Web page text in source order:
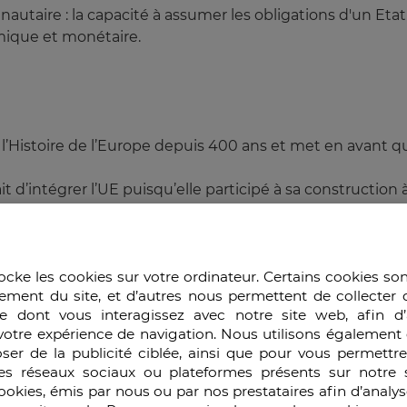
: la capacité à assumer les obligations d'un
et monétaire.
de l’Europe depuis 400 ans et met en avant
d’intégrer l’UE puisqu’elle participé à sa
Economique dès 1948 puis d’adhérent au Conseil de
l’Accord d’Union Douanière du 06.03.1995 faits de la
ce pays s’est inspiré de l’Occident et s’en est
60ans), l’OCDE, l’OSCE, le Conseil de l’Europe.
du territoire (3%) se trouve en Europe et sa majeure
cheval sur deux continents, au carrefour des axes
économiques, religieux, culturels (le turc étant
les cookies sur votre ordinateur. Certains cookies
du site, et d’autres nous permettent de collecter
dont vous interagissez avec notre site web, afin
expérience de navigation. Nous utilisons
de la publicité ciblée, ainsi que pour vous
réseaux sociaux ou plateformes présents sur notre
émis par nous ou par nos prestataires afin